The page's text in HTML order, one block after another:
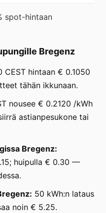
spot-hintaan
Bregenz
CEST hintaan € 0.1050
tähän ikkunaan.
nousee € 0.2120 /kWh
astianpesukone tai
Bregenz:
huipulla € 0.30 —
50 kWh:n lataus
noin € 5.25.